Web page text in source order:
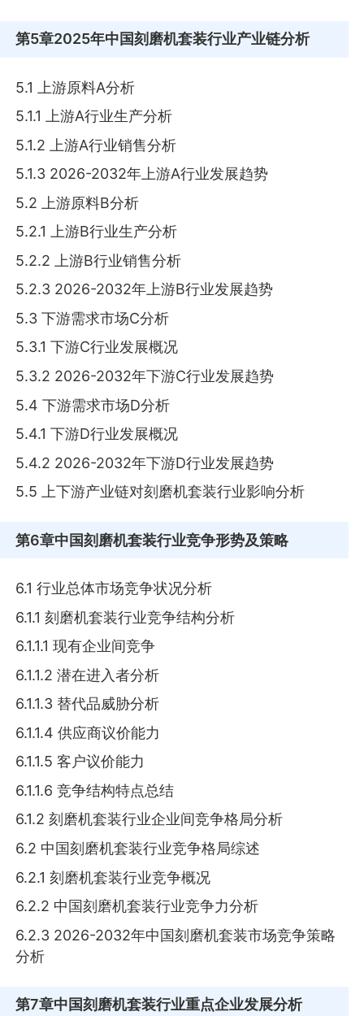
第5章2025年中国刻磨机套装行业产业链分析
5.1 上游原料A分析
5.1.1 上游A行业生产分析
5.1.2 上游A行业销售分析
5.1.3 2026-2032年上游A行业发展趋势
5.2 上游原料B分析
5.2.1 上游B行业生产分析
5.2.2 上游B行业销售分析
5.2.3 2026-2032年上游B行业发展趋势
5.3 下游需求市场C分析
5.3.1 下游C行业发展概况
5.3.2 2026-2032年下游C行业发展趋势
5.4 下游需求市场D分析
5.4.1 下游D行业发展概况
5.4.2 2026-2032年下游D行业发展趋势
5.5 上下游产业链对刻磨机套装行业影响分析
第6章中国刻磨机套装行业竞争形势及策略
6.1 行业总体市场竞争状况分析
6.1.1 刻磨机套装行业竞争结构分析
6.1.1.1 现有企业间竞争
6.1.1.2 潜在进入者分析
6.1.1.3 替代品威胁分析
6.1.1.4 供应商议价能力
6.1.1.5 客户议价能力
6.1.1.6 竞争结构特点总结
6.1.2 刻磨机套装行业企业间竞争格局分析
6.2 中国刻磨机套装行业竞争格局综述
6.2.1 刻磨机套装行业竞争概况
6.2.2 中国刻磨机套装行业竞争力分析
6.2.3 2026-2032年中国刻磨机套装市场竞争策略
分析
第7章中国刻磨机套装行业重点企业发展分析